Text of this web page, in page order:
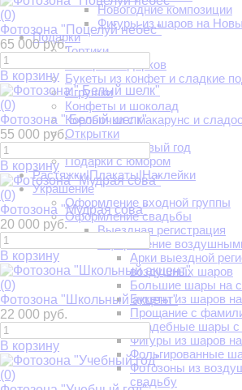
Новогодние композиции
Фигуры из шаров на
Подарки
Тортики
Ассорти подарков
Букеты из конфет и сладкие
Игрушки
Конфеты и шоколад
Коробочки с макарунс и
Открытки
Подарки на Новый год
Подарки с юмором
Растяжки|Плакаты|Наклейки
Украшение
Оформление входной группы
Оформление свадьбы
Выездная регистрация
Оформление
Арки выездной
воздушных шаров
Большие шары на
Букеты из шаров
Прощание с
Свадебные шары с
Фигуры из шаров
Фольгированные
Фотозоны из
свадьбу
(0)
Фотозона "Поцелуй небес"
65 000 руб.
В корзину
(0)
Фотозона " Белый шелк"
55 000 руб.
В корзину
(0)
Фотозона "Мудрая сова"
20 000 руб.
В корзину
(0)
Фотозона "Школьный акцент"
22 000 руб.
В корзину
(0)